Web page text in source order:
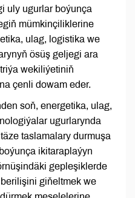
uly ugurlar boýunça
mümkinçiliklerine
ulag, logistika we
ösüş geljegi ara
wekiliýetiniň
çenli dowam eder.
soň, energetika, ulag,
ugurlarynda
taslamalary durmuşa
ikitaraplaýyn
gepleşiklerde
giňeltmek we